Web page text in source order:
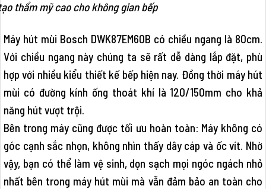
thẩm mỹ cao cho không gian bếp
Máy hút mùi Bosch DWK87EM60B có chiều ngang là 80cm.
Với chiều ngang này chúng ta sẽ rất dễ dàng lắp đặt, phù
hợp với nhiều kiểu thiết kế bếp hiện nay. Đồng thời máy hút
mùi có đường kính ống thoát khí là 120/150mm cho khả
năng hút vượt trội.
Bên trong máy cũng được tối ưu hoàn toàn: Máy không có
góc cạnh sắc nhọn, không nhìn thấy dây cáp và ốc vít. Nhờ
vậy, bạn có thể làm vệ sinh, dọn sạch mọi ngóc ngách nhỏ
nhất bên trong máy hút mùi mà vẫn đảm bảo an toàn cho